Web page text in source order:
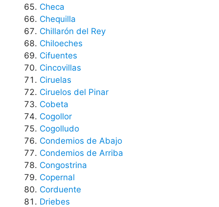
Checa
Chequilla
Chillarón del Rey
Chiloeches
Cifuentes
Cincovillas
Ciruelas
Ciruelos del Pinar
Cobeta
Cogollor
Cogolludo
Condemios de Abajo
Condemios de Arriba
Congostrina
Copernal
Corduente
Driebes